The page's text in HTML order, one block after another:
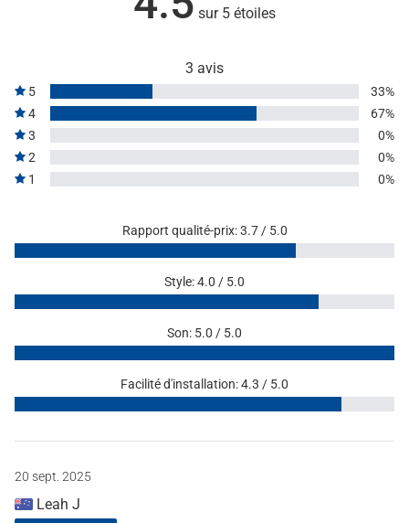
sur 5 étoiles
3 avis
5
33%
4
67%
3
0%
2
0%
1
0%
Rapport qualité-prix: 3.7 / 5.0
Style: 4.0 / 5.0
Son: 5.0 / 5.0
Facilité d'installation: 4.3 / 5.0
20 sept. 2025
Leah J